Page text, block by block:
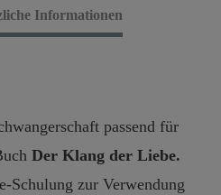
Informationen
passend für
Der Klang der Liebe.
Schulung zur Verwendung